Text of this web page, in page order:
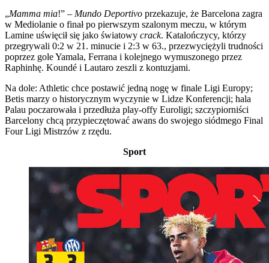
„Mamma mia!” – Mundo Deportivo przekazuje, że Barcelona zagra
w Mediolanie o finał po pierwszym szalonym meczu, w którym
Lamine uświęcił się jako światowy crack. Katalończycy, którzy
przegrywali 0:2 w 21. minucie i 2:3 w 63., przezwyciężyli trudności
poprzez gole Yamala, Ferrana i kolejnego wymuszonego przez
Raphinhę. Koundé i Lautaro zeszli z kontuzjami.
Na dole: Athletic chce postawić jedną nogę w finale Ligi Europy;
Betis marzy o historycznym wyczynie w Lidze Konferencji; hala
Palau poczarowała i przedłuża play-offy Euroligi; szczypiorniści
Barcelony chcą przypieczętować awans do swojego siódmego Final
Four Ligi Mistrzów z rzędu.
Sport